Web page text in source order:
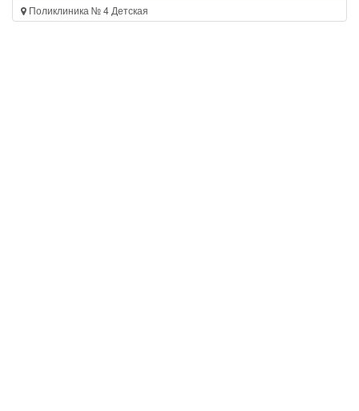
Поликлиника № 4 Детская